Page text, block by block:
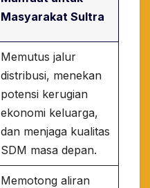
Masyarakat Sultra
Memutus jalur
distribusi, menekan
potensi kerugian
ekonomi keluarga,
dan menjaga kualitas
SDM masa depan.
Memotong aliran